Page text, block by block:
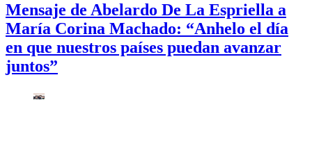
Mensaje de Abelardo De La Espriella a
María Corina Machado: “Anhelo el día
en que nuestros países puedan avanzar
juntos”